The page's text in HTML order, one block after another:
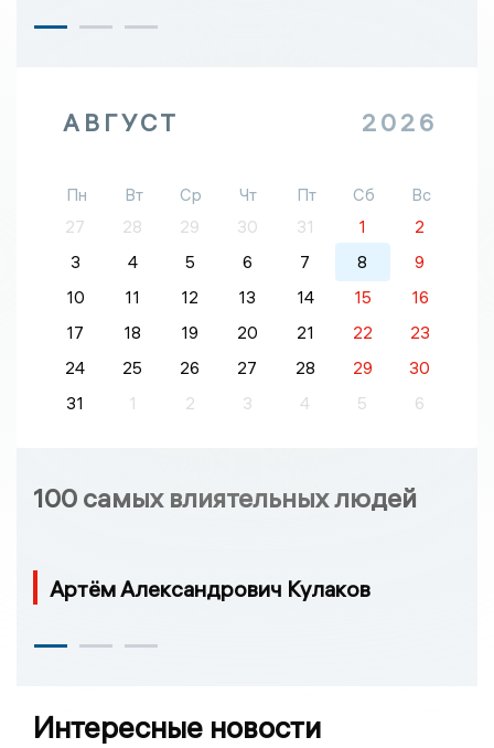
АВГУСТ 2026
Пн Вт Ср Чт Пт Сб
Вс
27
28 29 30 31 1
2
3
4 5 6 7 8
9
10
11 12 13 14 15
16
17
18 19 20 21 22
23
24
25 26 27 28 29
30
31
1 2 3 4 5 6
100 самых влиятельных людей
Артём Александрович Кулаков
Интересные новости